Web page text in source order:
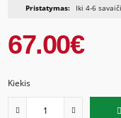
Pristatymas:
Iki 4-6
67.00€
Kiekis